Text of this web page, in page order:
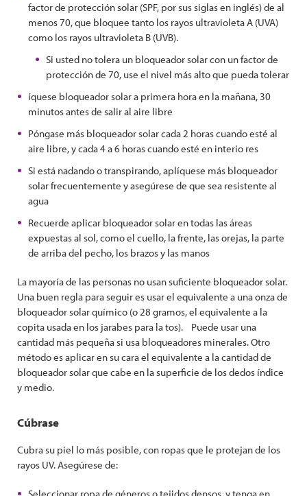
factor de protección solar (SPF, por sus siglas en inglés) de al
menos 70, que bloquee tanto los rayos ultravioleta A (UVA)
como los rayos ultravioleta B (UVB).
Si usted no tolera un bloqueador solar con un factor de
protección de 70, use el nivel más alto que pueda tolerar
íquese bloqueador solar a primera hora en la mañana, 30
minutos antes de salir al aire libre
Póngase más bloqueador solar cada 2 horas cuando esté al
aire libre, y cada 4 a 6 horas cuando esté en interio res
Si está nadando o transpirando, aplíquese más bloqueador
solar frecuentemente y asegúrese de que sea resistente al
agua
Recuerde aplicar bloqueador solar en todas las áreas
expuestas al sol, como el cuello, la frente, las orejas, la parte
de arriba del pecho, los brazos y las manos
La mayoría de las personas no usan suficiente bloqueador solar.
Una buen regla para seguir es usar el equivalente a una onza de
bloqueador solar químico (o 28 gramos, el equivalente a la
copita usada en los jarabes para la tos). Puede usar una
cantidad más pequeña si usa bloqueadores minerales. Otro
método es aplicar en su cara el equivalente a la cantidad de
bloqueador solar que cabe en la superficie de los dedos índice
y medio.
Cúbrase
Cubra su piel lo más posible, con ropas que le protejan de los
rayos UV. Asegúrese de: